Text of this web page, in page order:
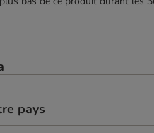
pays